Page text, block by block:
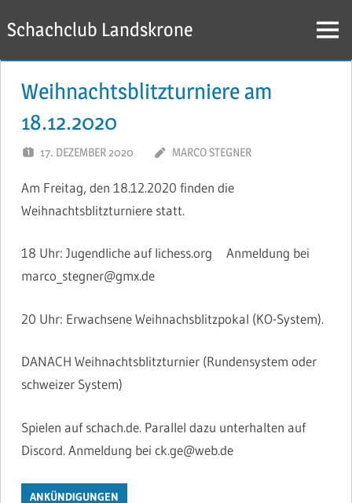
Inhalt
springen
Schachclub Landskrone Menü
Weihnachtsblitzturniere am
18.12.2020
17. DEZEMBER 2020 MARCO STEGNER
Am Freitag, den 18.12.2020 finden die
Weihnachtsblitzturniere statt.
18 Uhr: Jugendliche auf lichess.org Anmeldung bei
marco_stegner@gmx.de
20 Uhr: Erwachsene Weihnachsblitzpokal (KO-System).
DANACH Weihnachtsblitzturnier (Rundensystem oder
schweizer System)
Spielen auf schach.de. Parallel dazu unterhalten auf
Discord. Anmeldung bei ck.ge@web.de
ANKÜNDIGUNGEN